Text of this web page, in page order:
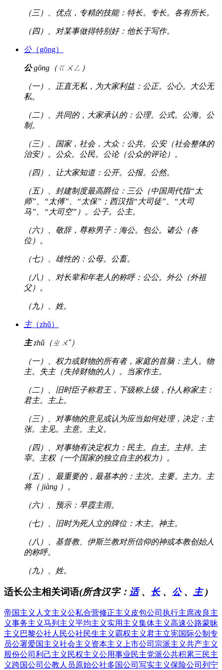
（三）、优点，专精的技能：特长。专长。各有所长。
（四）、对某事做得特别好：他长于写作。
公（gōng）
公gōng（ㄍㄨㄥ）
（一）、正直无私，为大家利益：公正。公心。大公无
私。
（二）、共同的，大家承认的：公理。公式。公海。公
制。
（三）、国家，社会，大众：公共。公安（社会整体的
治安）。公众。公民。公论（公众的评论）。
（四）、让大家知道：公开。公报。公然。
（五）、封建制度最高爵位：三公（中国周代指“太
师”、“太傅”、“太保”；西汉指“大司徒”、“大司
马”、“大司空”）。公子。公主。
（六）、敬辞，尊称男子：海公。包公。诸公（各
位）。
（七）、雄性的：公母。公畜。
（八）、对长辈和年老人的称呼：公公。外公（外祖
父）。
（九）、姓。
主（zhǔ）
主zhǔ（ㄓㄨˇ）
（一）、权力或财物的所有者，家庭的首脑：主人。物
主。失主（失掉财物的人）。当家作主。
（二）、旧时臣子称君王，下级称上级，仆人称家主：
君主。主上。
（三）、对事物的意见或认为应当如何处理，决定：主
张。主见。主意。主义。
（四）、对事物有决定权力：民主。自主。主持。主
宰。主权（一个国家的独立自主的权力）。
（五）、最重要的，最基本的：主次。主要。主力。主
将（ jiàng ）。
（六）、预示：早霞主雨。
（七）、旧时为死人立的牌位：木主。神主。
（八）、基督教、伊斯兰教对所信仰的神或本教创始人
的称呼。
（九）、姓。
适长公主相关词语(所含汉字： 适、 长、 公、 主)
帝国主义 人文主义公私合营修正主义 皮包公司 执行主席改良主
义事务主义马列主义平均主义 实用主义集体主义高速公路蒙昧
主义 巴黎公社 人民公社民生主义 霸权主义君主立宪国际公制 专
员公署爱国主义社会主义 资本主义 上市公司 宗派主义共产主义
股份公司 利己主义 民权主义公用事业民主党派公共积累三民主
义 跨国公司 公教人员原始公社多国公司 写实主义保险公司 列宁